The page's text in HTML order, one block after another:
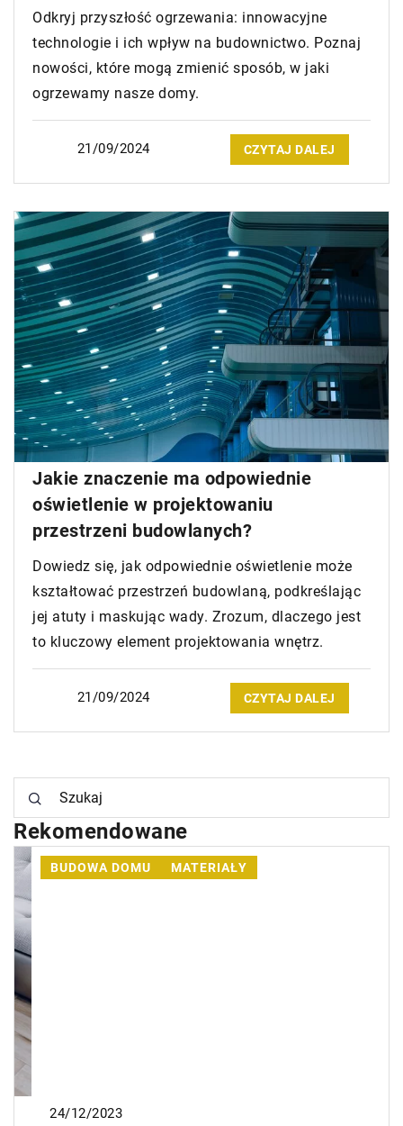
Odkryj przyszłość ogrzewania: innowacyjne
technologie i ich wpływ na budownictwo. Poznaj
nowości, które mogą zmienić sposób, w jaki
ogrzewamy nasze domy.
21/09/2024 CZYTAJ DALEJ
Jakie znaczenie ma odpowiednie
oświetlenie w projektowaniu
przestrzeni budowlanych?
Dowiedz się, jak odpowiednie oświetlenie może
kształtować przestrzeń budowlaną, podkreślając
jej atuty i maskując wady. Zrozum, dlaczego jest
to kluczowy element projektowania wnętrz.
21/09/2024 CZYTAJ DALEJ
Rekomendowane
BUDOWA DOMU MATERIAŁY
24/12/2023